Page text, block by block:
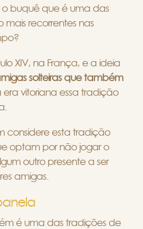
buquê que é uma das
recorrentes nas
XIV, na França, e a ideia
solteiras que também
era vitoriana essa tradição
considere esta tradição
optam por não jogar o
outro presente a ser
amigas.
é uma das tradições de